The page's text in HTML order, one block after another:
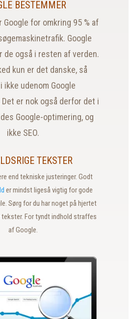
BESTEMMER
Google for omkring 95 % af
Google
de også i resten af verden.
kun er det danske, så
ikke udenom Google
er nok også derfor det i
Google-optimering, og
ikke SEO.
TEKSTER
end tekniske justeringer. Godt
er mindst ligeså vigtig for gode
Sørg for du har noget på hjertet
tekster. For tyndt indhold straffes
af Google.